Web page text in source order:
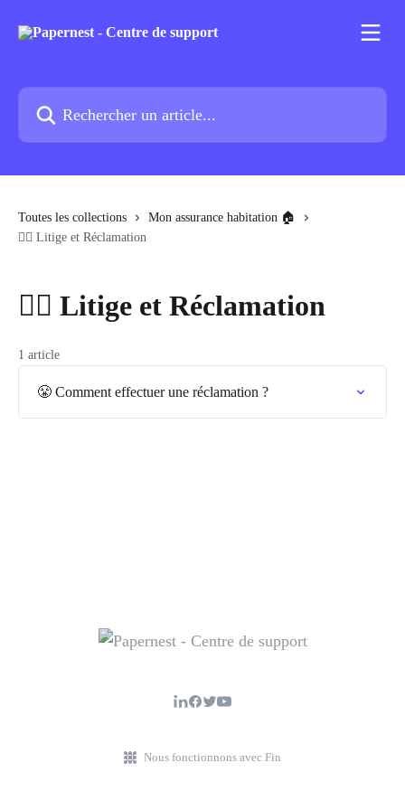
Rechercher un article...
Toutes les collections
Mon assurance habitation 🏠
✍🏼 Litige et Réclamation
✍🏼 Litige et Réclamation
1 article
😤 Comment effectuer une réclamation ?
Nous fonctionnons avec Fin